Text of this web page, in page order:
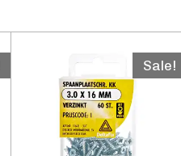
Sale!